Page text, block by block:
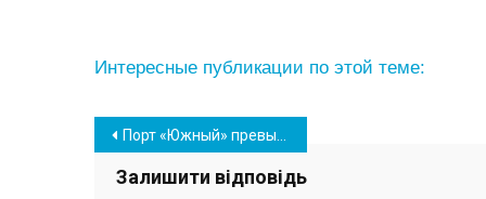
Интересные публикации по этой теме:
Навігація
записів
Порт «Южный» превысил абсолютный годовой максимум перевалки
Залишити відповідь